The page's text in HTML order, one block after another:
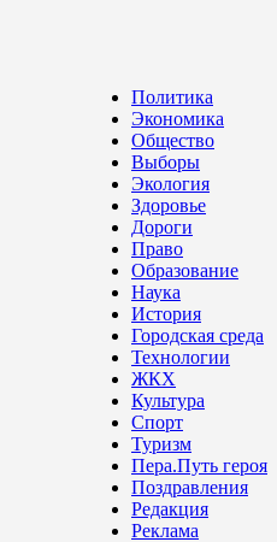
Политика
Экономика
Общество
Выборы
Экология
Здоровье
Дороги
Право
Образование
Наука
История
Городская среда
Технологии
ЖКХ
Культура
Спорт
Туризм
Пера.Путь героя
Поздравления
Редакция
Реклама